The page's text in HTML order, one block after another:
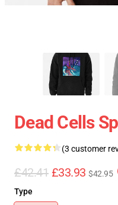
Dead Cells
(3 customer
£42.41 £33.93 $42.95
Type